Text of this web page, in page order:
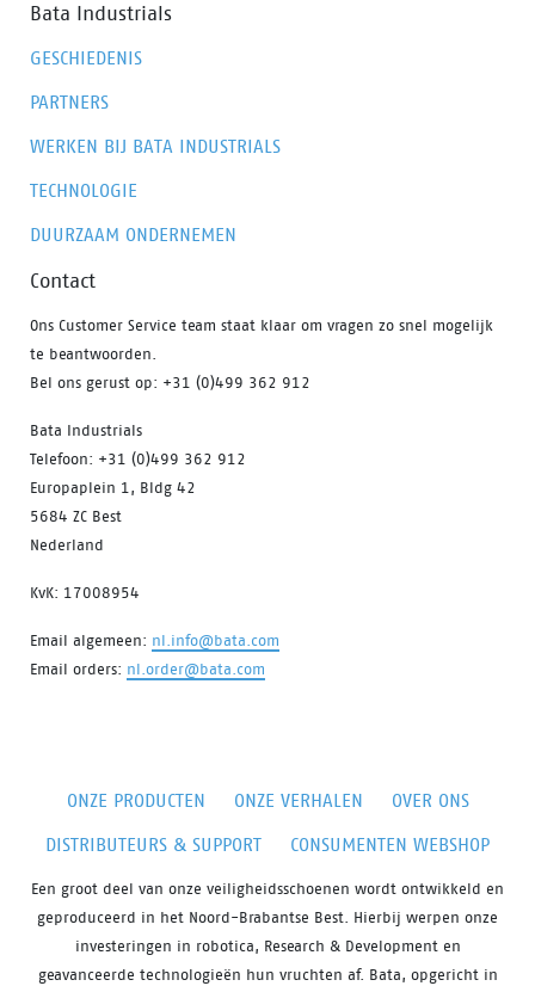
Bata Industrials
GESCHIEDENIS
PARTNERS
WERKEN BIJ BATA INDUSTRIALS
TECHNOLOGIE
DUURZAAM ONDERNEMEN
Contact
Ons Customer Service team staat klaar om vragen zo snel mogelijk
te beantwoorden.
Bel ons gerust op: +31 (0)499 362 912
Bata Industrials
Telefoon: +31 (0)499 362 912
Europaplein 1, Bldg 42
5684 ZC Best
Nederland
KvK: 17008954
Email algemeen: nl.info@bata.com
Email orders: nl.order@bata.com
ONZE PRODUCTEN ONZE VERHALEN
OVER ONS
DISTRIBUTEURS & SUPPORT
CONSUMENTEN WEBSHOP
Een groot deel van onze veiligheidsschoenen wordt ontwikkeld en
geproduceerd in het Noord-Brabantse Best. Hierbij werpen onze
investeringen in robotica, Research & Development en
geavanceerde technologieën hun vruchten af. Bata, opgericht in